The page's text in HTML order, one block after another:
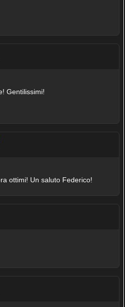
Gentilissimi!
ottimi! Un saluto Federico!